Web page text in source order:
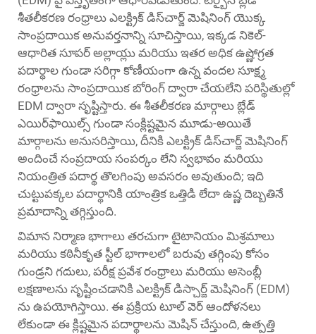
శీతలీకరణ రంధ్రాలు ఎలక్ట్రిక్ డిస్‌చార్జ్ మెషినింగ్ యొక్క
సాంప్రదాయిక అనువర్తనాన్ని సూచిస్తాయి, ఇక్కడ నికెల్-
ఆధారిత సూపర్ అల్లాయ్లు మరియు ఇతర అధిక ఉష్ణోగ్రత
పదార్థాల గుండా సరిగ్గా కోణీయంగా ఉన్న వందల సూక్ష్మ
రంధ్రాలను సాంప్రదాయిక బోరింగ్ ద్వారా చేయలేని పరిస్థితుల్లో
EDM ద్వారా సృష్టిస్తారు. ఈ శీతలీకరణ మార్గాలు బ్లేడ్
ఎయిర్‌ఫాయిల్స్ గుండా సంక్లిష్టమైన మూడు-అయితే
మార్గాలను అనుసరిస్తాయి, దీనికి ఎలక్ట్రిక్ డిస్‌చార్జ్ మెషినింగ్
అందించే సంప్రదాయ సంపర్కం లేని స్వభావం మరియు
నియంత్రిత పదార్థ తొలగింపు అవసరం అవుతుంది; ఇది
చుట్టుపక్కల పదార్థానికి యాంత్రిక ఒత్తిడి లేదా ఉష్ణ దెబ్బతినే
ప్రమాదాన్ని తగ్గిస్తుంది.
విమాన నిర్మాణ భాగాలు తరచుగా టైటానియం మిశ్రమాలు
మరియు కఠినీకృత స్టీల్ భాగాలలో బరువు తగ్గింపు కోసం
గుండ్రని గదులు, పరీక్ష ప్రవేశ రంధ్రాలు మరియు అసెంబ్లీ
లక్షణాలను సృష్టించడానికి ఎలక్ట్రిక్ డిస్చార్జ్ మెషినింగ్ (EDM)
ను ఉపయోగిస్తాయి. ఈ ప్రక్రియ టూల్ వెర్ ఆందోళనలు
లేకుండా ఈ క్లిష్టమైన పదార్థాలను మెషిన్ చేస్తుంది, ఉత్పత్తి